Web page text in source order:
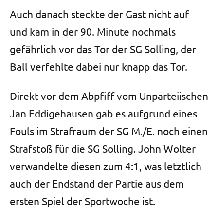
Auch danach steckte der Gast nicht auf
und kam in der 90. Minute nochmals
gefährlich vor das Tor der SG Solling, der
Ball verfehlte dabei nur knapp das Tor.
Direkt vor dem Abpfiff vom Unparteiischen
Jan Eddigehausen gab es aufgrund eines
Fouls im Strafraum der SG M./E. noch einen
Strafstoß für die SG Solling. John Wolter
verwandelte diesen zum 4:1, was letztlich
auch der Endstand der Partie aus dem
ersten Spiel der Sportwoche ist.